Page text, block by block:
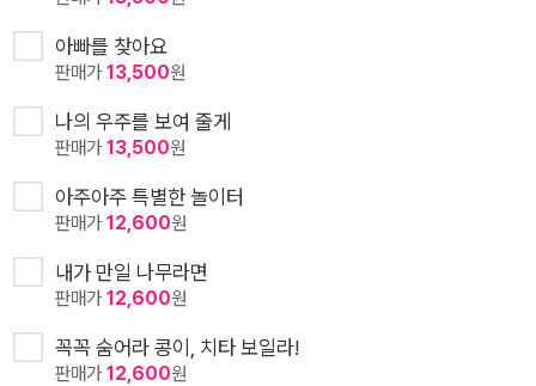
아빠를 찾아요
판매가13,500원
나의 우주를 보여 줄게
판매가13,500원
아주아주 특별한 놀이터
판매가12,600원
내가 만일 나무라면
판매가12,600원
꼭꼭 숨어라 콩이, 치타 보일라!
판매가12,600원